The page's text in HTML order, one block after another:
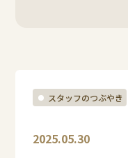
スタッフのつぶやき
2025.05.30